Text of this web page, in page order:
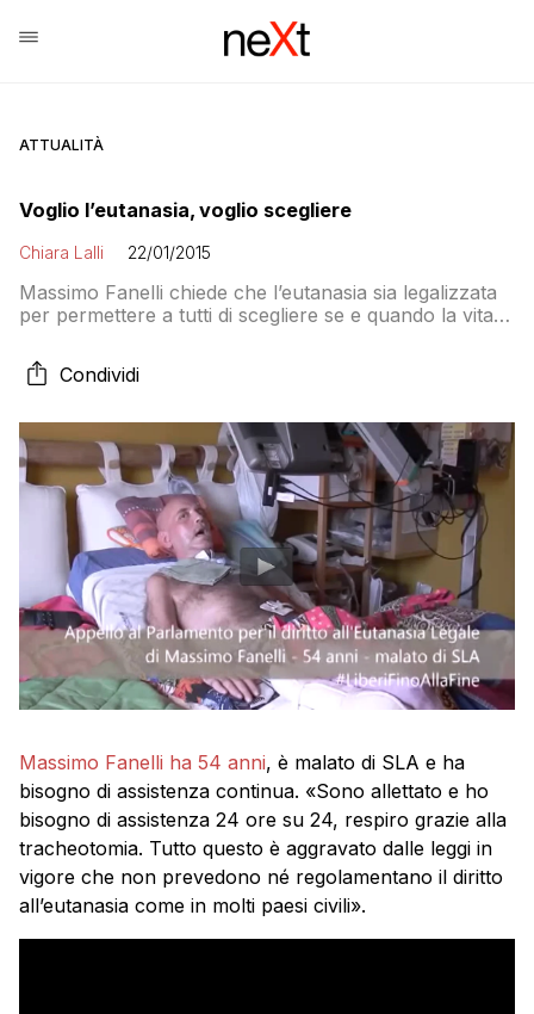
ATTUALITÀ
Voglio l’eutanasia, voglio scegliere
Chiara Lalli 22/01/2015
Massimo Fanelli chiede che l’eutanasia sia legalizzata
per permettere a tutti di scegliere se e quando la vita è
Condividi
Massimo Fanelli ha 54 anni, è malato di SLA e ha
bisogno di assistenza continua. «Sono allettato e ho
bisogno di assistenza 24 ore su 24, respiro grazie alla
tracheotomia. Tutto questo è aggravato dalle leggi in
vigore che non prevedono né regolamentano il diritto
all’eutanasia come in molti paesi civili».